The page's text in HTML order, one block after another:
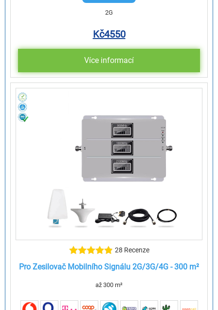
2G
Kč4550
Více informací
28 Recenze
Pro Zesilovač Mobilního Signálu 2G/3G/4G - 300 m²
až 300 m²